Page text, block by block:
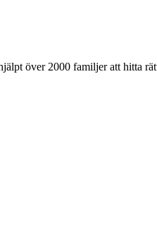
över 2000 familjer att hitta